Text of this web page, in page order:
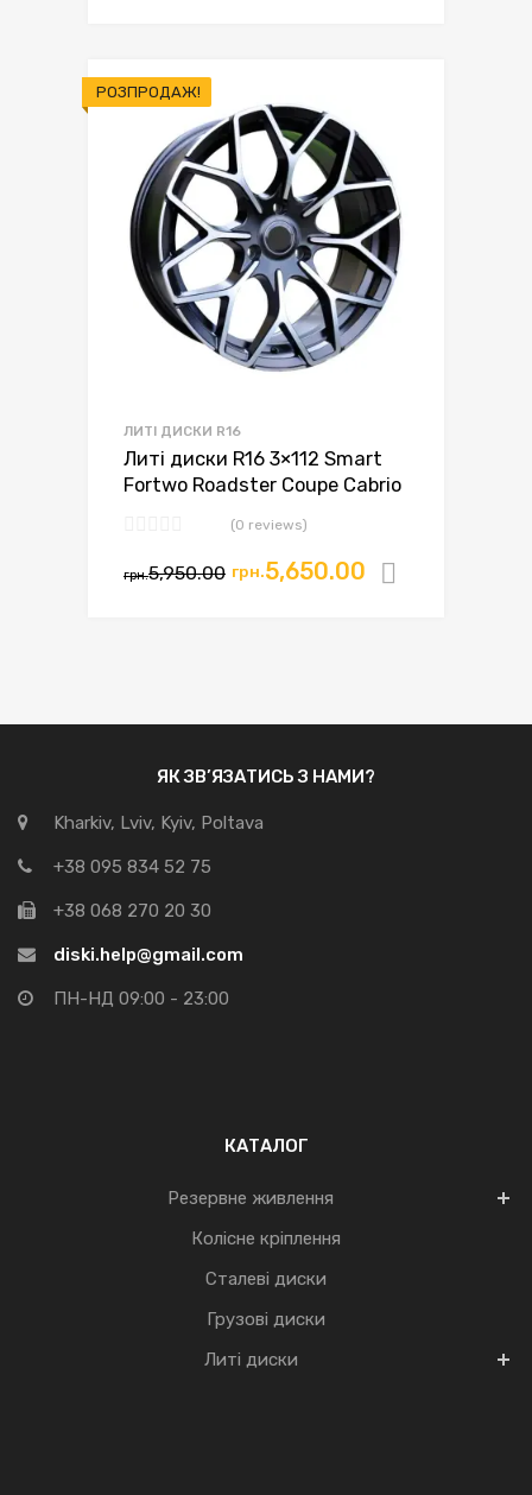
РОЗПРОДАЖ!
ЛИТІ ДИСКИ R16
Литі диски R16 3×112 Smart
Fortwo Roadster Coupe Cabrio
(0 reviews)
грн.5,950.00 грн.5,650.00
ЯК ЗВ’ЯЗАТИСЬ З НАМИ?
Kharkiv, Lviv, Kyiv, Poltava
+38 095 834 52 75
+38 068 270 20 30
diski.help@gmail.com
ПН-НД 09:00 - 23:00
КАТАЛОГ
Резервне живлення
Колісне кріплення
Сталеві диски
Грузові диски
Литі диски